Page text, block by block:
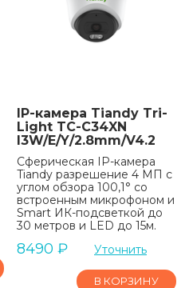
IP-камера Tiandy Tri-
Light TC-C34XN
I3W/E/Y/2.8mm/V4.2
Сферическая IP-камера
Tiandy разрешение 4 МП с
углом обзора 100,1° со
встроенным микрофоном и
Smart ИК-подсветкой до
30 метров и LED до 15м.
8490 ₽ Уточнить
В КОРЗИНУ